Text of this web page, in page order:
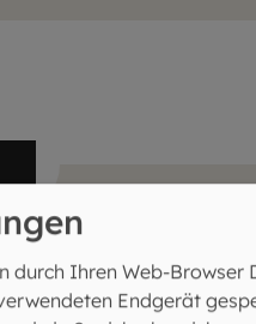
Management
durch Ihren Web-Browser
Endgerät